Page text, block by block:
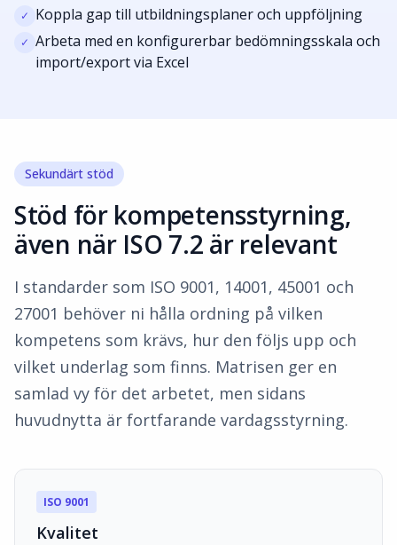
✓ Koppla gap till utbildningsplaner och uppföljning
✓ Arbeta med en konfigurerbar bedömningsskala och
import/export via Excel
Sekundärt stöd
Stöd för kompetensstyrning,
även när ISO 7.2 är relevant
I standarder som ISO 9001, 14001, 45001 och
27001 behöver ni hålla ordning på vilken
kompetens som krävs, hur den följs upp och
vilket underlag som finns. Matrisen ger en
samlad vy för det arbetet, men sidans
huvudnytta är fortfarande vardagsstyrning.
ISO 9001
Kvalitet